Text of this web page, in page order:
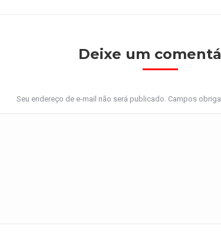
Deixe um
Seu endereço de e-mail não será publicado. Campos